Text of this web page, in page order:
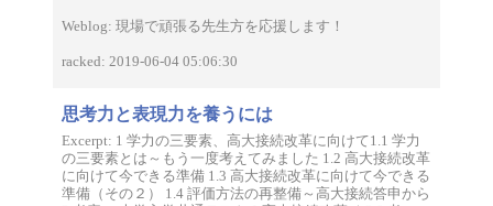
Weblog: 現場で頑張る先生方を応援します！
racked: 2019-06-04 05:06:30
思考力と表現力を養うには
Excerpt: 1 学力の三要素、高大接続改革に向けて1.1 学力
の三要素とは～もう一度考えてみました 1.2 高大接続改革
に向けて今できる準備 1.3 高大接続改革に向けて今できる
準備（その２） 1.4 評価方法の再整備～高大接続答申から